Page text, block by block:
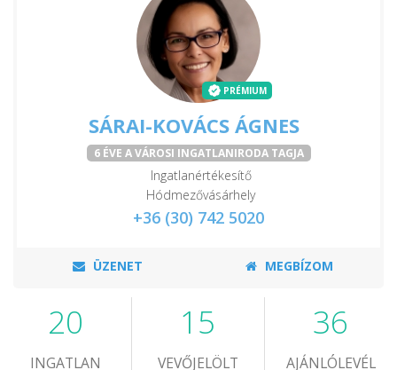
PRÉMIUM
SÁRAI-KOVÁCS ÁGNES
6 ÉVE A VÁROSI INGATLANIRODA TAGJA
Ingatlanértékesítő
Hódmezővásárhely
+36 (30) 742 5020
ÜZENET MEGBÍZOM
20
INGATLAN
15
VEVŐJELÖLT
36
AJÁNLÓLEVÉL